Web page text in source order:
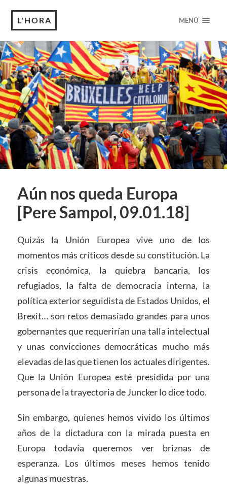
L'HORA MENÚ
Aún nos queda Europa
[Pere Sampol, 09.01.18]
Quizás la Unión Europea vive uno de los
momentos más críticos desde su constitución. La
crisis económica, la quiebra bancaria, los
refugiados, la falta de democracia interna, la
política exterior seguidista de Estados Unidos, el
Brexit… son retos demasiado grandes para unos
gobernantes que requerirían una talla intelectual
y unas convicciones democráticas mucho más
elevadas de las que tienen los actuales dirigentes.
Que la Unión Europea esté presidida por una
persona de la trayectoria de Juncker lo dice todo.
Sin embargo, quienes hemos vivido los últimos
años de la dictadura con la mirada puesta en
Europa todavía queremos ver briznas de
esperanza. Los últimos meses hemos tenido
algunas muestras.